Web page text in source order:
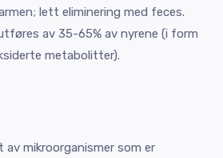
lett eliminering med feces.
av 35-65% av nyrene (i form
metabolitter).
mikroorganismer som er